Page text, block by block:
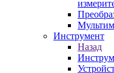
Инструмент
Назад